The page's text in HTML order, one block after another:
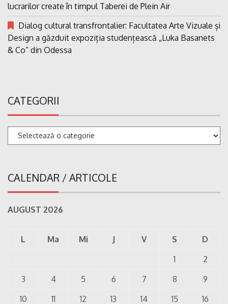
lucrarilor create în timpul Taberei de Plein Air
Dialog cultural transfrontalier: Facultatea Arte Vizuale și
Design a găzduit expoziția studențească „Luka Basanets
& Co” din Odessa
CATEGORII
Categorii
CALENDAR / ARTICOLE
AUGUST 2026
L Ma Mi J V S
D
1
2
3
4 5 6 7 8
9
10
11 12 13 14 15
16